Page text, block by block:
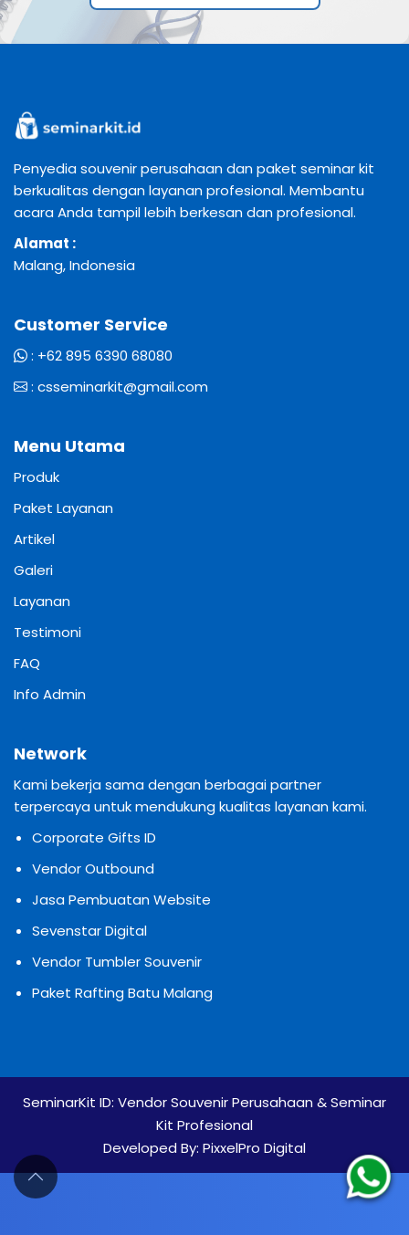
Penyedia souvenir perusahaan dan paket seminar kit
berkualitas dengan layanan profesional. Membantu
acara Anda tampil lebih berkesan dan profesional.
Alamat :
Malang, Indonesia
Customer Service
: +62 895 6390 68080
: csseminarkit@gmail.com
Menu Utama
Produk
Paket Layanan
Artikel
Galeri
Layanan
Testimoni
FAQ
Info Admin
Network
Kami bekerja sama dengan berbagai partner
terpercaya untuk mendukung kualitas layanan kami.
Corporate Gifts ID
Vendor Outbound
Jasa Pembuatan Website
Sevenstar Digital
Vendor Tumbler Souvenir
Paket Rafting Batu Malang
SeminarKit ID: Vendor Souvenir Perusahaan & Seminar
Kit Profesional
Developed By: PixxelPro Digital